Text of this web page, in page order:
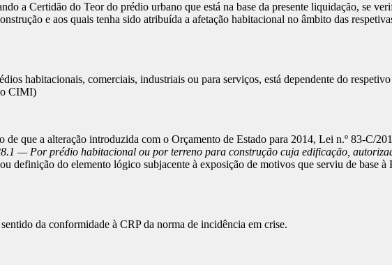
a Certidão do Teor do prédio urbano que está na base da presente liquidação, se
e aos quais tenha sido atribuída a afetação habitacional no âmbito das
habitacionais, comerciais, industriais ou para serviços, está dependente do
CIMI)
de que a alteração introduzida com o Orçamento de Estado para 2014, Lei n.º 83-C/
— Por prédio habitacional ou por terreno para construção cuja edificação,
definição do elemento lógico subjacente à exposição de motivos que serviu de base
da conformidade à CRP da norma de incidência em crise.